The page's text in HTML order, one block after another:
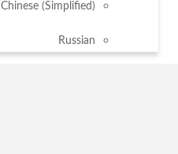
Chinese (Simplified)
Russian